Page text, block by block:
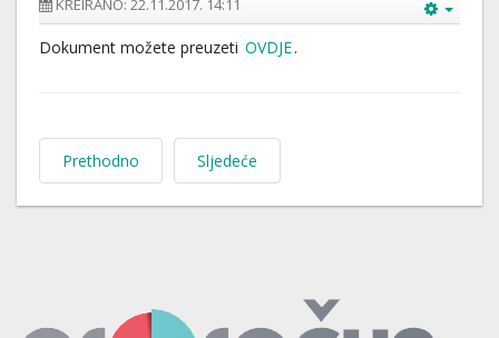
KREIRANO: 22.11.2017. 14:11
Dokument možete preuzeti OVDJE.
Prethodno Sljedeće